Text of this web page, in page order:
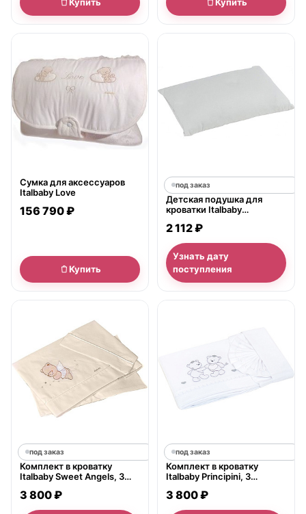
Сумка для аксессуаров
Italbaby Love
156 790 ₽
Купить
под заказ
Детская подушка для
кроватки Italbaby
2 112 ₽
Узнать дату
поступления
под заказ
Комплект в кроватку
Italbaby Sweet Angels, 3
3 800 ₽
под заказ
Комплект в кроватку
Italbaby Principini, 3
3 800 ₽